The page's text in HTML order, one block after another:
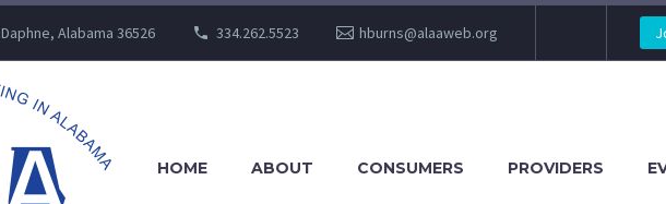
Daphne, Alabama 36526 334.262.5523 hburns@alaaweb.org
HOME ABOUT CONSUMERS PROVIDERS